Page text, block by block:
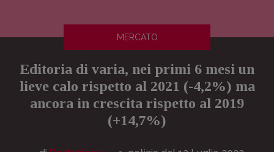
MERCATO
Editoria di varia, nei primi 6 mesi un
lieve calo rispetto al 2021 (-4,2%) ma
ancora in crescita rispetto al 2019
(+14,7%)